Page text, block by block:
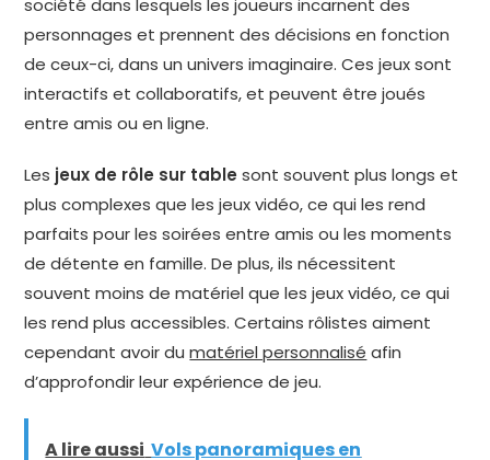
société dans lesquels les joueurs incarnent des
personnages et prennent des décisions en fonction
de ceux-ci, dans un univers imaginaire. Ces jeux sont
interactifs et collaboratifs, et peuvent être joués
entre amis ou en ligne.
Les jeux de rôle sur table sont souvent plus longs et
plus complexes que les jeux vidéo, ce qui les rend
parfaits pour les soirées entre amis ou les moments
de détente en famille. De plus, ils nécessitent
souvent moins de matériel que les jeux vidéo, ce qui
les rend plus accessibles. Certains rôlistes aiment
cependant avoir dumatériel personnalisé afin
d’approfondir leur expérience de jeu.
A lire aussi Vols panoramiques en